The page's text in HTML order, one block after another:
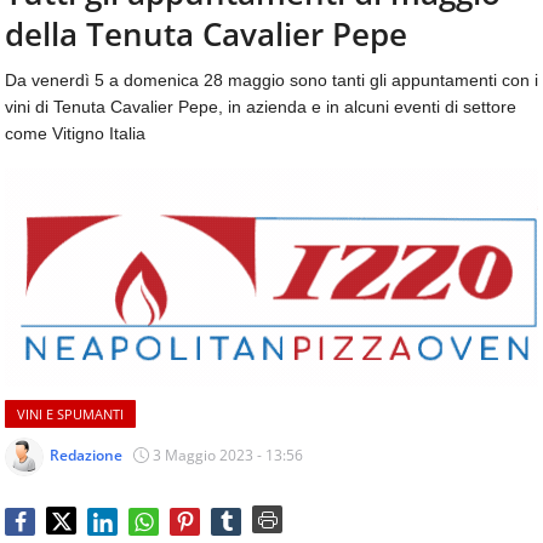
aggiornamenti
quotidiani
temi
come
ospitalità,
&
beverage,
catering
e
quotidiani
mondo
dell'alimentazione,
dei
consumi
CONTATTI
della Tenuta Cavalier Pepe
Da venerdì 5 a domenica 28 maggio sono tanti gli appuntamenti con i
vini di Tenuta Cavalier Pepe, in azienda e in alcuni eventi di settore
come Vitigno Italia
VINI E SPUMANTI
Redazione 3 Maggio 2023 - 13:56